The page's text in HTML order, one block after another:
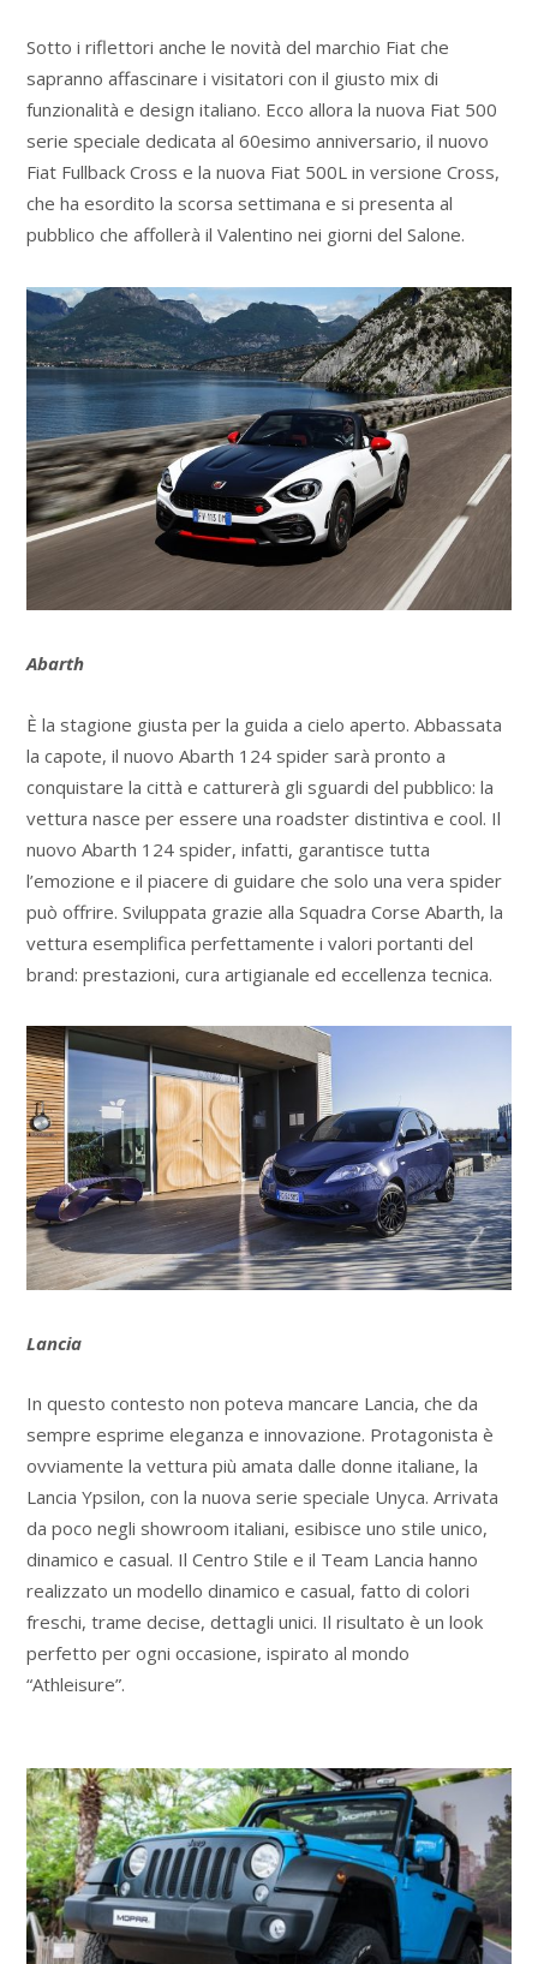
Sotto i riflettori anche le novità del marchio Fiat che
sapranno affascinare i visitatori con il giusto mix di
funzionalità e design italiano. Ecco allora la nuova Fiat 500
serie speciale dedicata al 60esimo anniversario, il nuovo
Fiat Fullback Cross e la nuova Fiat 500L in versione Cross,
che ha esordito la scorsa settimana e si presenta al
pubblico che affollerà il Valentino nei giorni del Salone.
Abarth
È la stagione giusta per la guida a cielo aperto. Abbassata
la capote, il nuovo Abarth 124 spider sarà pronto a
conquistare la città e catturerà gli sguardi del pubblico: la
vettura nasce per essere una roadster distintiva e cool. Il
nuovo Abarth 124 spider, infatti, garantisce tutta
l’emozione e il piacere di guidare che solo una vera spider
può offrire. Sviluppata grazie alla Squadra Corse Abarth, la
vettura esemplifica perfettamente i valori portanti del
brand: prestazioni, cura artigianale ed eccellenza tecnica.
Lancia
In questo contesto non poteva mancare Lancia, che da
sempre esprime eleganza e innovazione. Protagonista è
ovviamente la vettura più amata dalle donne italiane, la
Lancia Ypsilon, con la nuova serie speciale Unyca. Arrivata
da poco negli showroom italiani, esibisce uno stile unico,
dinamico e casual. Il Centro Stile e il Team Lancia hanno
realizzato un modello dinamico e casual, fatto di colori
freschi, trame decise, dettagli unici. Il risultato è un look
perfetto per ogni occasione, ispirato al mondo
“Athleisure”.